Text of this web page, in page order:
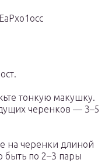
тонкую макушку.
черенков — 3–5
на черенки длиной
быть по 2–3 пары